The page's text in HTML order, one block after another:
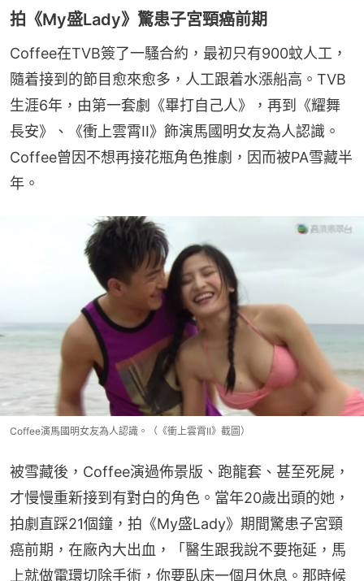
拍《My盛Lady》驚患子宮頸癌前期
Coffee在TVB簽了一騷合約，最初只有900蚊人工，
隨着接到的節目愈來愈多，人工跟着水漲船高。TVB
生涯6年，由第一套劇《畢打自己人》，再到《耀舞
長安》、《衝上雲霄II》飾演馬國明女友為人認識。
Coffee曾因不想再接花瓶角色推劇，因而被PA雪藏半
年。
Coffee演馬國明女友為人認識。（《衝上雲霄II》截圖）
被雪藏後，Coffee演過佈景版、跑龍套、甚至死屍，
才慢慢重新接到有對白的角色。當年20歲出頭的她，
拍劇直踩21個鐘，拍《My盛Lady》期間驚患子宮頸
癌前期，在廠內大出血，「醫生跟我說不要拖延，馬
上就做電環切除手術，你要臥床一個月休息。那時候